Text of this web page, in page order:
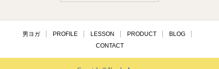
男ヨガ PROFILE LESSON PRODUCT
BLOG
CONTACT